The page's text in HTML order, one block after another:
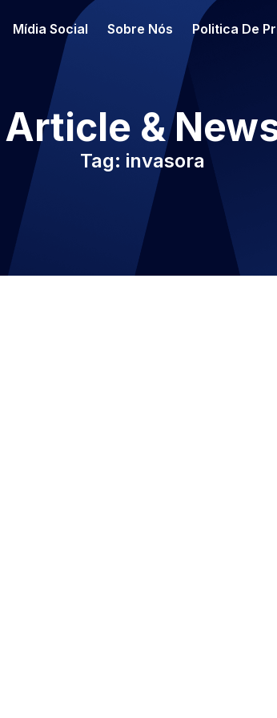
Mídia Social Sobre Nós Politica De
Article &
Tag: invasora